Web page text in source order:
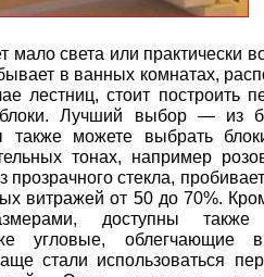
мало света или практически
в ванных комнатах,
лестниц, стоит построить
блоки. Лучший выбор — из
также можете выбрать
тонах, например
стекла,
витражей от 50 до 70%.
доступны также
угловые, облегчающие
стали использоваться